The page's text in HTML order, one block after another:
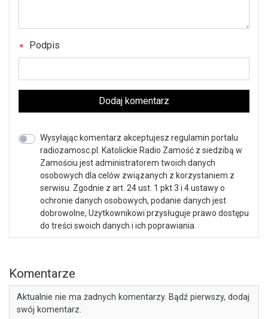
Podpis
Dodaj komentarz
Wysyłając komentarz akceptujesz regulamin portalu
radiozamosc.pl. Katolickie Radio Zamość z siedzibą w
Zamościu jest administratorem twoich danych
osobowych dla celów związanych z korzystaniem z
serwisu. Zgodnie z art. 24 ust. 1 pkt 3 i 4 ustawy o
ochronie danych osobowych, podanie danych jest
dobrowolne, Użytkownikowi przysługuje prawo dostępu
do treści swoich danych i ich poprawiania.
Komentarze
Aktualnie nie ma żadnych komentarzy. Bądź pierwszy, dodaj
swój komentarz.